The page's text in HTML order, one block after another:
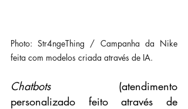
Photo: Str4ngeThing / Campanha da Nike
feita com modelos criada através de IA.
Chatbots (atendimento
personalizado feito através de